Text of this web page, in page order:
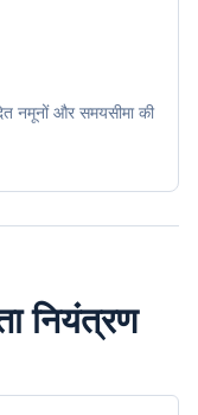
नमूनों और समयसीमा की
नियंत्रण